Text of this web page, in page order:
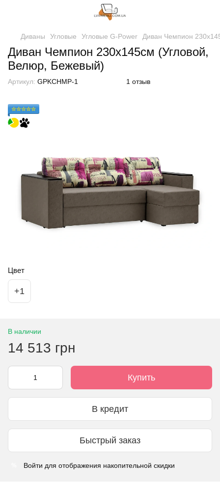
Диваны Угловые Угловые G-Power Диван Чемпион
Диван Чемпион 230х145см (Угловой,
Велюр, Бежевый)
Артикул: GPKCHMP-1 1 отзыв
☆☆☆☆☆
Цвет
+1
В наличии
14 513 грн
Купить
В кредит
Быстрый заказ
Войти для отображения накопительной скидки